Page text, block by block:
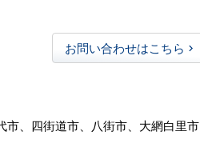
お問い合わせはこちら
市、四街道市、八街市、大網白里市